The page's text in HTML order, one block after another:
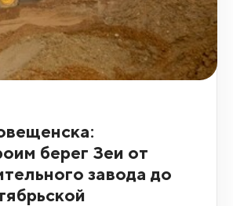
берег Зеи от
завода до